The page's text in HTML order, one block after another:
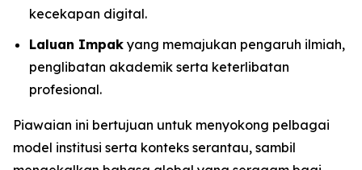
kecekapan digital.
Laluan Impak yang memajukan pengaruh ilmiah,
penglibatan akademik serta keterlibatan
profesional.
Piawaian ini bertujuan untuk menyokong pelbagai
model institusi serta konteks serantau, sambil